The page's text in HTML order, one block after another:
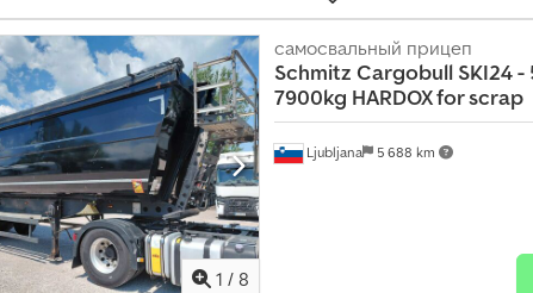
1 / 8
Ljubljana 5 688 km
самосвальный прицеп
Schmitz Cargobull SKI24 -
7900kg HARDOX for scrap